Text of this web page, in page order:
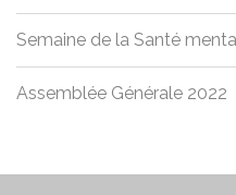
Semaine de la Santé
Assemblée Générale 2022